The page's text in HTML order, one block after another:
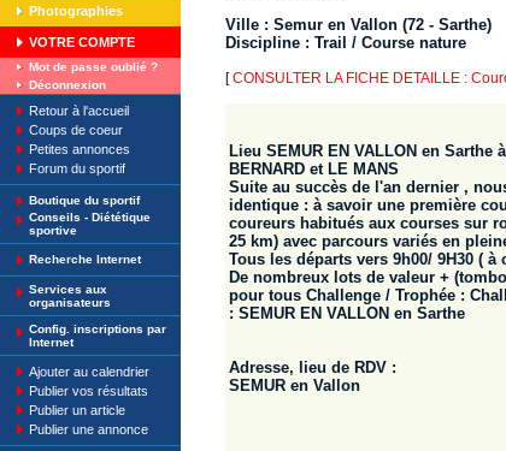
Photographies
VOTRE COMPTE
Mot de passe oublié ?
Déconnexion
Retour à l'accueil
Coups de coeur
Petites annonces
Forum du sportif
Boutique du sportif
Conseils - Diététique
sportive
Recherche Internet
Services aux
organisateurs
Config. inscriptions par
Internet
Ajouter au calendrier
Publier vos résultats
Publier un article
Publier une annonce
Ville : Semur en Vallon (72 - Sarthe)
Discipline : Trail / Course nature
[CONSULTER LA FICHE DETAILLE :
Lieu SEMUR EN VALLON en Sarthe
BERNARD et LE MANS
Suite au succès de l'an dernier ,
identique : à savoir une première
coureurs habitués aux courses sur
25 km) avec parcours variés en
Tous les départs vers 9h00/ 9H30 ( à
De nombreux lots de valeur +
pour tous Challenge / Trophée :
: SEMUR EN VALLON en Sarthe
Adresse, lieu de RDV :
SEMUR en Vallon